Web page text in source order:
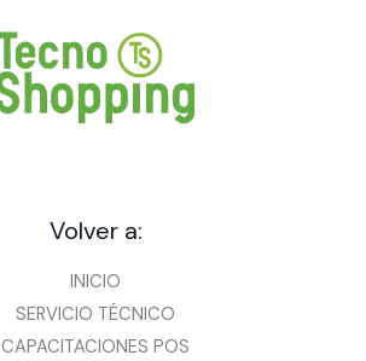
Volver a:
INICIO
SERVICIO TÉCNICO
CAPACITACIONES POS